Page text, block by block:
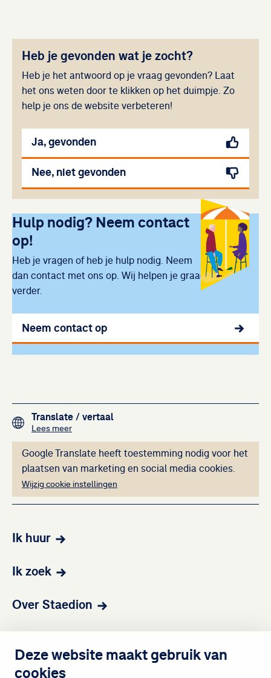
Deze website maakt gebruik van
cookies
Heb je gevonden wat je zocht?
Heb je het antwoord op je vraag gevonden? Laat
het ons weten door te klikken op het duimpje. Zo
help je ons de website verbeteren!
Ja, gevonden
Nee, niet gevonden
Hulp nodig? Neem contact
op!
Heb je vragen of heb je hulp nodig. Neem
dan contact met ons op. Wij helpen je graag
verder.
Neem contact op
Translate / vertaal
Lees meerover het vertalen van de teksten op deze website
Deze inhoud kan
Google Translate heeft toestemming nodig voor het
plaatsen van marketing en social media cookies.
Wijzig cookie instellingen
Ik huur
Ik zoek
Over Staedion